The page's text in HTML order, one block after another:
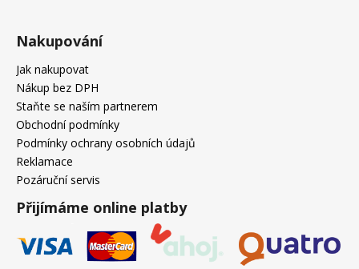
Nakupování
Jak nakupovat
Nákup bez DPH
Staňte se naším partnerem
Obchodní podmínky
Podmínky ochrany osobních údajů
Reklamace
Pozáruční servis
Přijímáme online platby